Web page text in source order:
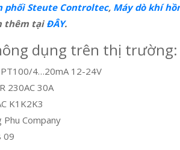
phối Steute Controltec, Máy dò khí
thêm tạiĐÂY.
dụng trên thị trường:
PT100/4…20mA 12-24V
230AC 30A
K1K2K3
Phu Company
09